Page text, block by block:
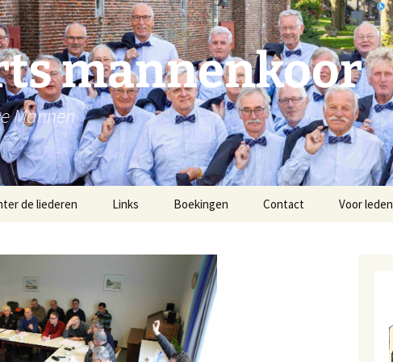
mannenkoor
Mannen
de liederen Links Boekingen Contact Voor leden